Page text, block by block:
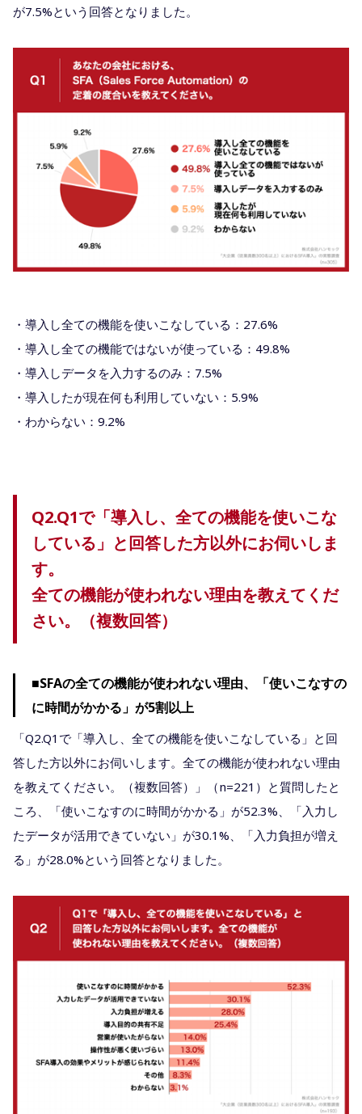
が7.5%という回答となりました。
・導入し全ての機能を使いこなしている：27.6%
・導入し全ての機能ではないが使っている：49.8%
・導入しデータを入力するのみ：7.5%
・導入したが現在何も利用していない：5.9%
・わからない：9.2%
Q2.Q1で「導入し、全ての機能を使いこな
している」と回答した方以外にお伺いしま
す。
全ての機能が使われない理由を教えてくだ
さい。（複数回答）
■SFAの全ての機能が使われない理由、「使いこなすの
に時間がかかる」が5割以上
「Q2.Q1で「導入し、全ての機能を使いこなしている」と回
答した方以外にお伺いします。全ての機能が使われない理由
を教えてください。（複数回答）」（n=221）と質問したと
ころ、「使いこなすのに時間がかかる」が52.3%、「入力し
たデータが活用できていない」が30.1%、「入力負担が増え
る」が28.0%という回答となりました。